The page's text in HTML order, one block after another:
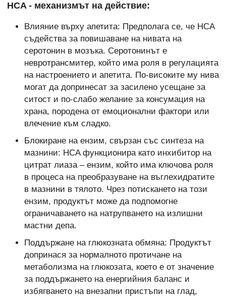
HCA - механизмът на действие:
Влияние върху апетита: Предполага се, че HCA
съдейства за повишаване на нивата на
серотонин в мозъка. Серотонинът е
невротрансмитер, който има роля в регулацията
на настроението и апетита. По-високите му нива
могат да допринесат за засилено усещане за
ситост и по-слабо желание за консумация на
храна, породена от емоционални фактори или
влечение към сладко.
Блокиране на ензим, свързан със синтеза на
мазнини: HCA функционира като инхибитор на
цитрат лиаза – ензим, който има ключова роля
в процеса на преобразуване на въглехидратите
в мазнини в тялото. Чрез потискането на този
ензим, продуктът може да подпомогне
ограничаването на натрупването на излишни
мастни депа.
Поддържане на глюкозната обмяна: Продуктът
допринася за нормалното протичане на
метаболизма на глюкозата, което е от значение
за поддържането на енергийния баланс и
избягването на внезапни пристъпи на глад,